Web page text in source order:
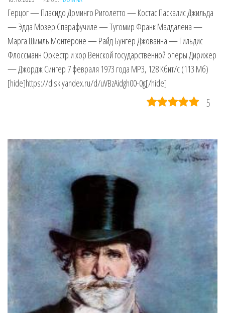
Герцог — Пласидо Доминго Риголетто — Костас Паскалис Джильда
— Эдда Мозер Спарафучиле — Тугомир Франк Маддалена —
Марга Шимль Монтероне — Райд Бунгер Джованна — Гильдис
Флоссманн Оркестр и хор Венской государственной оперы Дирижер
— Джордж Сингер 7 февраля 1973 года MP3, 128 Кбит/с (113 Мб)
[hide]https://disk.yandex.ru/d/uVBzAidgh00-0g[/hide]
5